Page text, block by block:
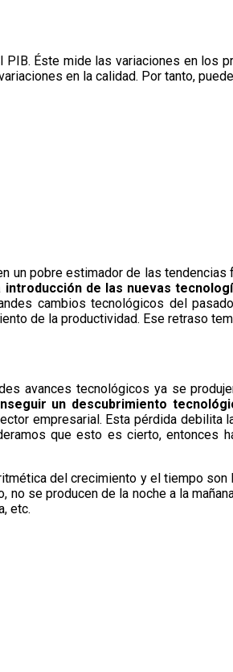
Éste mide las variaciones en los
en la calidad. Por tanto,
un pobre estimador de las
de las nuevas
cambios tecnológicos del
de la productividad. Ese retraso
avances tecnológicos ya se
un descubrimiento
empresarial. Esta pérdida debilita
que esto es cierto, entonces
del crecimiento y el tiempo
se producen de la noche a la
etc.